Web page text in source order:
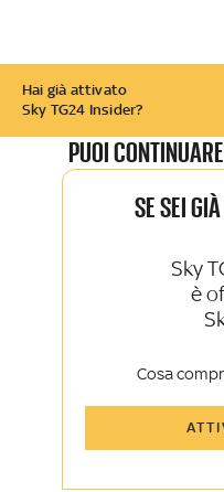
Hai già attivato
Sky TG24 Insider?
PUOI
SE SEI
Sky
è
Cosa
Sky Sport